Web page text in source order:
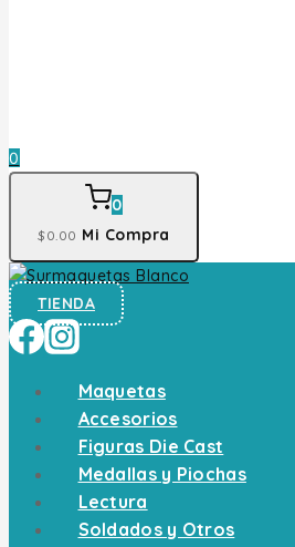
0
0
$0 .00 Mi Compra
TIENDA
Maquetas
Accesorios
Figuras Die Cast
Medallas y Piochas
Lectura
Soldados y Otros